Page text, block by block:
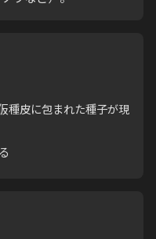
種皮に包まれた種子が現